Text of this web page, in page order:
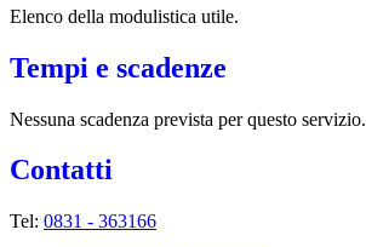
Elenco della modulistica utile.
Tempi e scadenze
Nessuna scadenza prevista per questo servizio.
Contatti
Tel: 0831 - 363166